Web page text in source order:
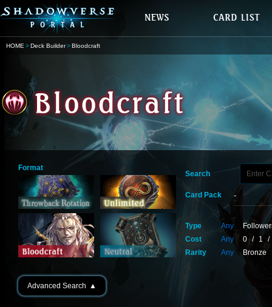
HOME Deck Builder Bloodcraft
Format
Search
Card Pack
Type Any
Cost
Any 0 / 1 /
Rarity
Any Bronze
Advanced Search ▲